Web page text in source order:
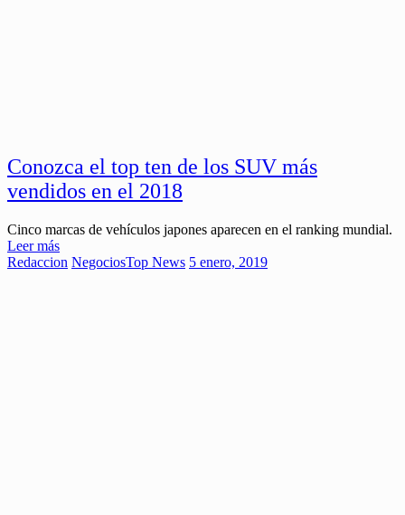
Conozca el top ten de los SUV más
vendidos en el 2018
Cinco marcas de vehículos japones aparecen en el ranking mundial.
Leer más
Redaccion NegociosTop News 5 enero, 2019